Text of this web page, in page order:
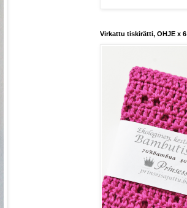
Virkattu tiskirätti, OHJE x 6